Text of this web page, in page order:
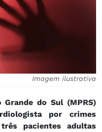
Imagem ilustrativa
do Sul (MPRS)
por crimes
pacientes adultas